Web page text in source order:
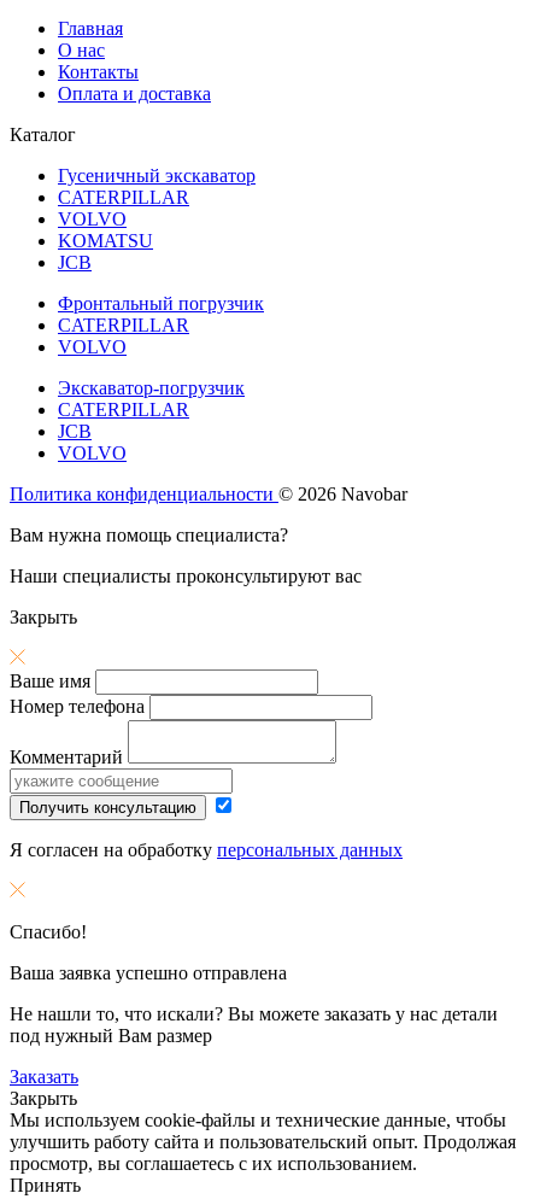
Главная
О нас
Контакты
Оплата и доставка
Каталог
Гусеничный экскаватор
CATERPILLAR
VOLVO
KOMATSU
JCB
Фронтальный погрузчик
CATERPILLAR
VOLVO
Экскаватор-погрузчик
CATERPILLAR
JCB
VOLVO
Политика конфиденциальности © 2026 Navobar
Вам нужна помощь специалиста?
Наши специалисты проконсультируют вас
Закрыть
Ваше имя
Номер телефона
Комментарий
Получить консультацию
Я согласен на обработку персональных данных
Спасибо!
Ваша заявка успешно отправлена
Не нашли то, что искали? Вы можете заказать у нас детали
под нужный Вам размер
Заказать
Закрыть
Мы используем cookie-файлы и технические данные, чтобы
улучшить работу сайта и пользовательский опыт. Продолжая
просмотр, вы соглашаетесь с их использованием.
Принять